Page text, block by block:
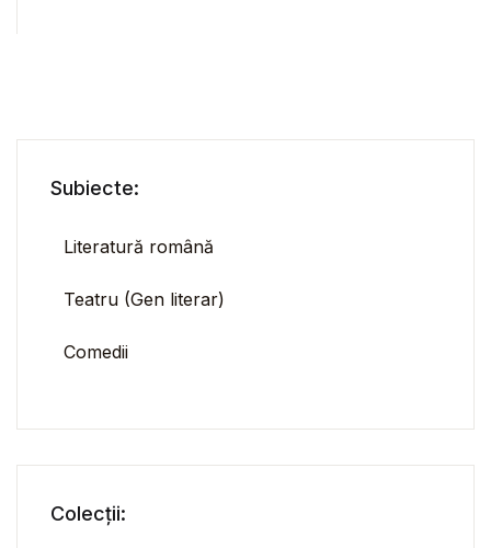
Subiecte:
Literatură română
Teatru (Gen literar)
Comedii
Colecții: